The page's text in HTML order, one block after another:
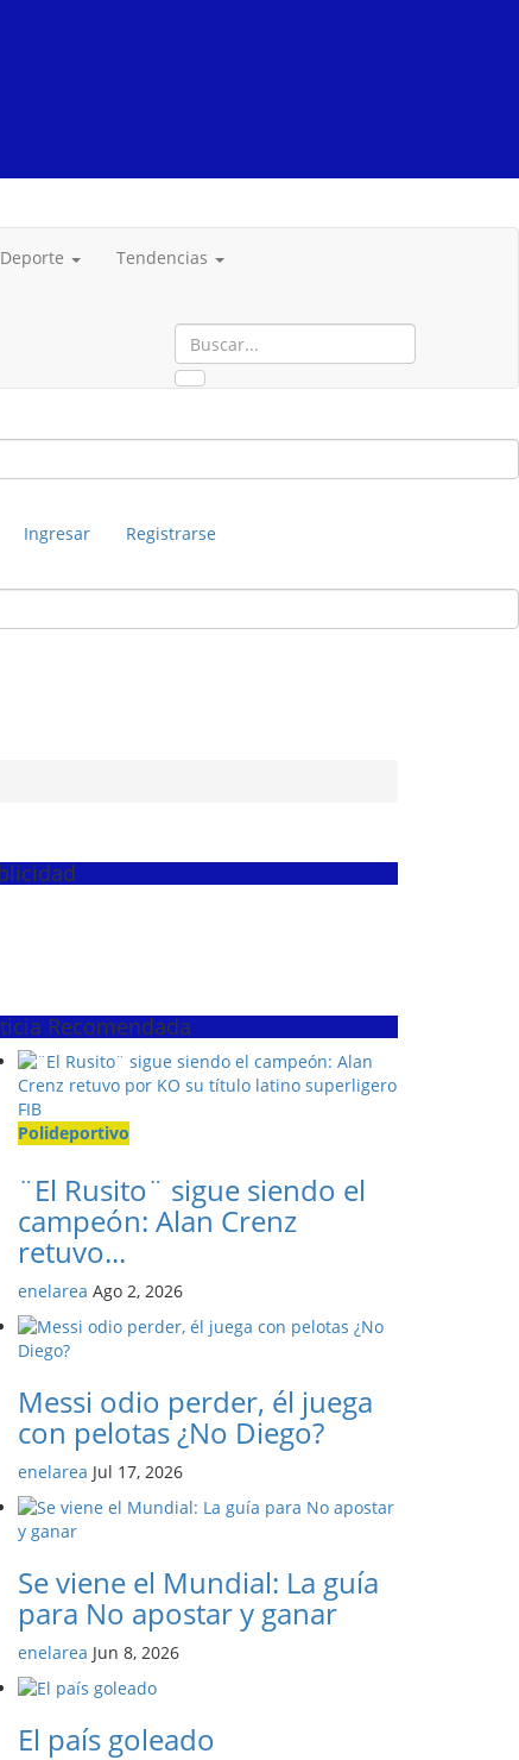
Tendencias
Ingresar Registrarse
Recomendada
Polideportivo
¨El Rusito¨ sigue siendo el
campeón: Alan Crenz
retuvo...
enelarea Ago 2, 2026
Messi odio perder, él juega
con pelotas ¿No Diego?
enelarea Jul 17, 2026
Se viene el Mundial: La guía
para No apostar y ganar
enelarea Jun 8, 2026
El país goleado